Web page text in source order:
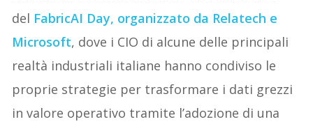
del FabricAI Day, organizzato da Relatech e
Microsoft, dove i CIO di alcune delle principali
realtà industriali italiane hanno condiviso le
proprie strategie per trasformare i dati grezzi
in valore operativo tramite l’adozione di una